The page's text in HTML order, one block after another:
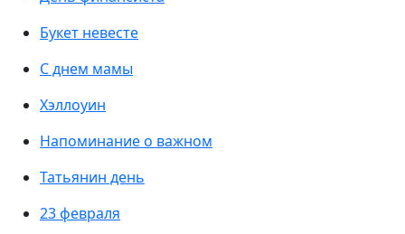
Букет невесте
С днем мамы
Хэллоуин
Напоминание о важном
Татьянин день
23 февраля